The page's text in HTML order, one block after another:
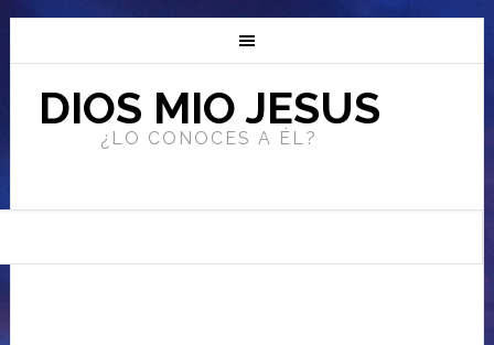
DIOS MIO JESUS
¿LO CONOCES A ÉL?